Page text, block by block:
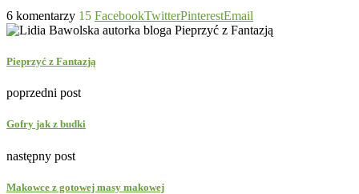
6 komentarzy 15 FacebookTwitterPinterestEmail
Pieprzyć z Fantazją
poprzedni post
Gofry jak z budki
następny post
Makowce z gotowej masy makowej